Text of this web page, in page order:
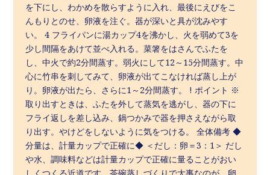
を下にし、わかめを散らすように入れ、最後にえびをこ
んもりとのせ、卵液を注ぐ。器が深いと具が沈みやす
い。 4 フライパンに湯カップ4を沸かし、火を弱めて3を
少し間隔をあけて並べ入れる。菜箸をはさんでふたを
し、中火で約2分間蒸す。弱火にして12～15分間蒸す。中
心に竹串を刺してみて、卵液が出てこなければ蒸し上が
り。卵液が出たら、さらに1～2分間蒸す。 ! ポイント ※
取り出すときは、ふたを外して蒸気を逃がし、器の下に
フライ返しを差し込み、鍋つかみで器を押さえながら取
り出す。やけどをしないように気をつける。 全体備考 ◆
分量は、計量カップで正確に◆ ＜だし：卵＝3：1＞ だし
や水、調味料などは計量カップで正確に量ることがおい